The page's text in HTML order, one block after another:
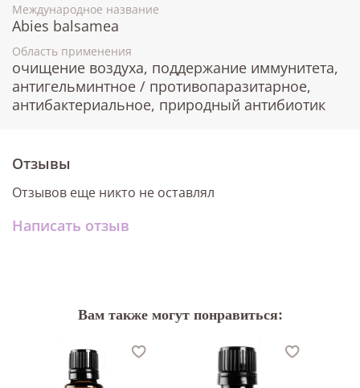
Международное название
Abies balsamea
Область применения
очищение воздуха, поддержание иммунитета,
антигельминтное / противопаразитарное,
антибактериальное, природный антибиотик
Отзывы
Отзывов еще никто не оставлял
Написать отзыв
Вам также могут понравиться: